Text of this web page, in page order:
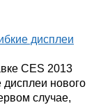
CES 2013
дисплеи нового
случае,